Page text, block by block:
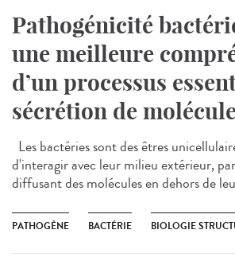
Pathogénicité
une meilleure
d’un processus
sécrétion de
Les bactéries sont des êtres
d'interagir avec leur milieu extérieur,
diffusant des molécules en dehors de
PATHOGÈNE BACTÉRIE BIOLOGIE